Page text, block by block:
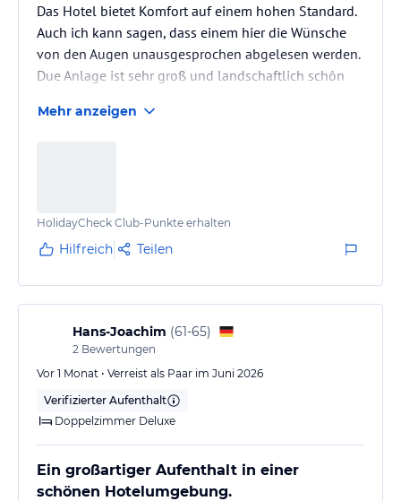
Das Hotel bietet Komfort auf einem hohen Standard.
Auch ich kann sagen, dass einem hier die Wünsche
von den Augen unausgesprochen abgelesen werden.
Due Anlage ist sehr groß und landschaftlich schôn
Restaurants insbesondere die a la Carte Restaurants
insbesondere…
Mehr anzeigen
HolidayCheck Club-Punkte erhalten
Hilfreich Teilen
Hans-Joachim (61-65)
2 Bewertungen
Vor 1 Monat • Verreist als Paar im Juni 2026
Verifizierter Aufenthalt
Doppelzimmer Deluxe
Ein großartiger Aufenthalt in einer
schönen Hotelumgebung.